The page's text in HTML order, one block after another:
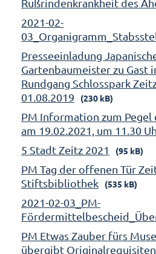
Rußrindenkrankheit des
2021-02-
Presseeinladung
Gartenbaumeister zu Gast
Rundgang Schlosspark
01.08.2019
(230 kB)
PM Information zum Pegel
am 19.02.2021, um 11.30
5 Stadt Zeitz 2021 (95 kB)
PM Tag der offenen Tür
Stiftsbibliothek
(535 kB)
2021-02-03_PM-
PM Etwas Zauber fürs
übergibt Originalrequisiten